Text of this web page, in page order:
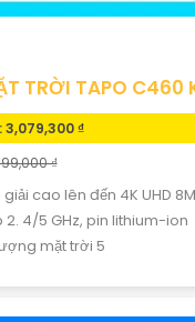
TRỜI TAPO C460
3,079,300 ₫
₫
cao lên đến 4K UHD
2. 4/5 GHz, pin lithium-ion
mặt trời 5